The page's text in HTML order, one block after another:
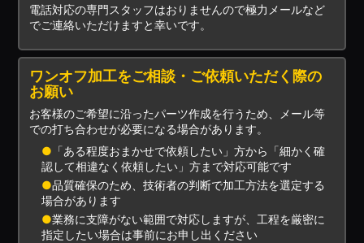
電話対応の専門スタッフはおりませんので極力メールなど
でご連絡いただけますと幸いです。
ワンオフ加工をご相談・ご依頼いただく際の
お願い
お客様のご希望に沿ったパーツ作成を行うため、メール等
での打ち合わせが必要になる場合があります。
● 「ある程度おまかせで依頼したい」方から「細かく確
認して相違なく依頼したい」方まで対応可能です
●品質確保のため、技術者の判断で加工方法を選定する
場合があります
●業務に支障がない範囲で対応しますが、工程を厳密に
指定したい場合は事前にお申し出ください